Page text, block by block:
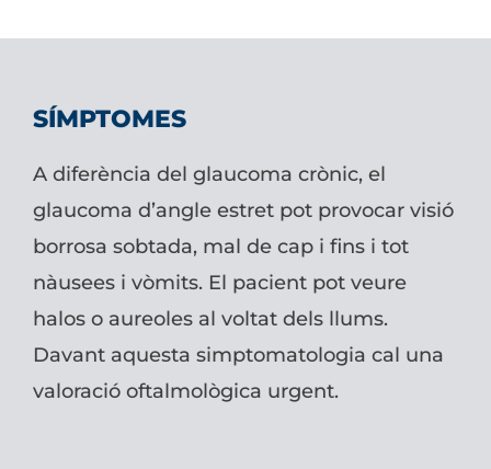
SÍMPTOMES
A diferència del glaucoma crònic, el
glaucoma d’angle estret pot provocar visió
borrosa sobtada, mal de cap i fins i tot
nàusees i vòmits. El pacient pot veure
halos o aureoles al voltat dels llums.
Davant aquesta simptomatologia cal una
valoració oftalmològica urgent.